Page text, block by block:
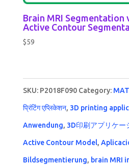
Brain MRI Segmentation
Active Contour
$59
SKU: P2018F090 Category:
प्रिंटिंग एप्लिकेशन, 3D printing
Anwendung, 3D印刷アプリケー
Active Contour Model,
Bildsegmentierung, brain MRI